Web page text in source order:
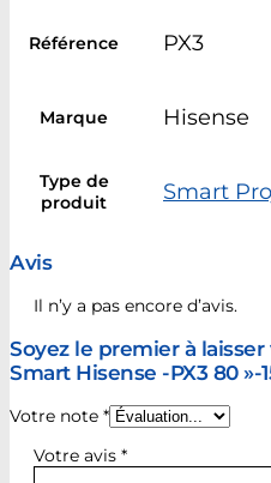
Référence PX3
Marque Hisense
Type de
produit
Smart
Avis
Il n’y a pas encore d’avis.
Soyez le premier à
Smart Hisense -PX3 80 »-
Votre note *
Votre avis *